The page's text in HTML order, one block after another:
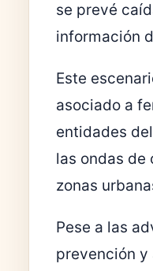
se prevé
información
Este
asociado a
entidades
las ondas de
zonas
Pese a las
prevención y